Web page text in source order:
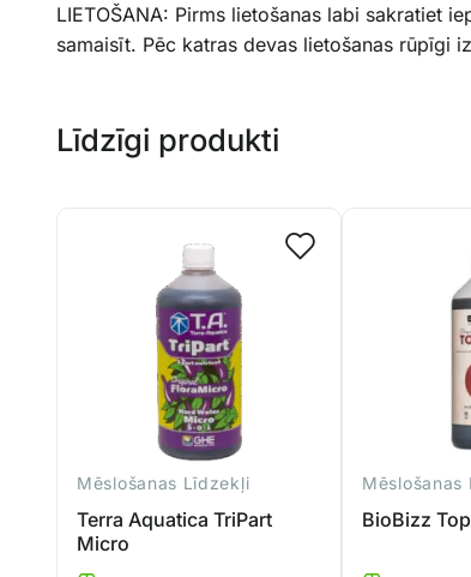
LIETOŠANA: Pirms lietošanas labi sakratiet
samaisīt. Pēc katras devas lietošanas rūpīgi
Līdzīgi produkti
Mēslošanas Līdzekļi
Terra Aquatica TriPart
Micro
Mēslošanas
BioBizz